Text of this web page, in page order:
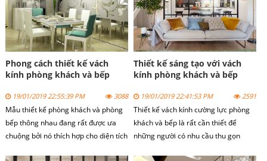
khách và bếp tuy là hai không gian
tách biệt nhau nhưng nếu sử dụng
vách kính cường lực ta sẽ thấy được
sự tương quan, làm căn nhà thêm
phong phú, đẹp mắt hơn rất nhiều.
vách kính cường lực để tách biệt giữa
hai khu vục trên mà vẫn không làm
bố cục của căn phòng.
Phong cách thiết kế vách
kính phòng khách và bếp
19/01/2019 22:55:39 PM 3088
Mẫu thiết kế phòng khách và phòng
bếp thông nhau đang rất được ưa
chuộng bởi nó thích hợp cho diện tích
Thiết kế sáng tạo với vách
kính phòng khách và bếp
19/01/2019 22:41:53 PM 2591
Thiết kế vách kính cường lực phòng
khách và bếp là rất cần thiết để
những người có nhu cầu thu gọn